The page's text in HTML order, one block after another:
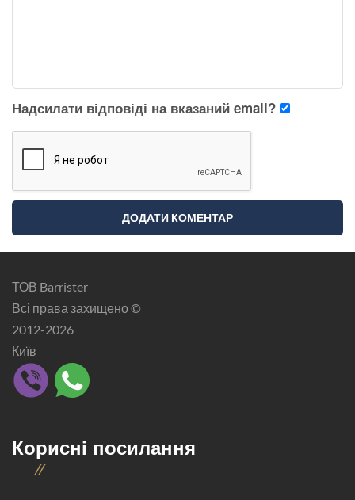
Надсилати відповіді на вказаний email?
ТОВ Barrister
Всі права захищено ©
2012-2026
Київ
Корисні посилання